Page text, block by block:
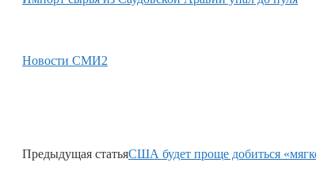
Новости СМИ2
Предыдущая статьяСША будет проще добиться